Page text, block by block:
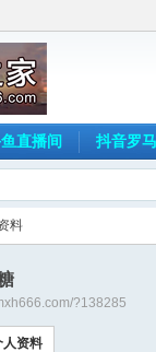
直播间 抖音罗
料
?138285
人资料